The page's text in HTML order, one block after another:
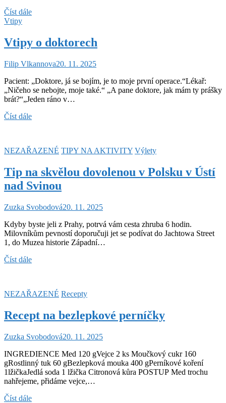
Číst dáleVtipy
Vtipy
Vtipy o doktorech
Filip Vlkannova20. 11. 2025
Pacient: „Doktore, já se bojím, je to moje první operace.“Lékař:
„Ničeho se nebojte, moje také.“ „A pane doktore, jak mám ty prášky
brát?“„Jeden ráno v…
Číst dáleVtipy
NEZAŘAZENÉ TIPY NA AKTIVITY Výlety
Tip na skvělou dovolenou v Polsku v Ústí
nad Svinou
Zuzka Svobodová20. 11. 2025
Kdyby byste jeli z Prahy, potrvá vám cesta zhruba 6 hodin.
Milovníkům pevností doporučuji jet se podívat do Jachtowa Street
1, do Muzea historie Západní…
Číst dáleTip
v
v
Ústí
Svinou
NEZAŘAZENÉ Recepty
Recept na bezlepkové perníčky
Zuzka Svobodová20. 11. 2025
INGREDIENCE Med 120 gVejce 2 ks Moučkový cukr 160
gRostlinný tuk 60 gBezlepková mouka 400 gPerníkové koření
1lžičkaJedlá soda 1 lžička Citronová kůra POSTUP Med trochu
nahřejeme, přidáme vejce,…
Číst dáleRecept